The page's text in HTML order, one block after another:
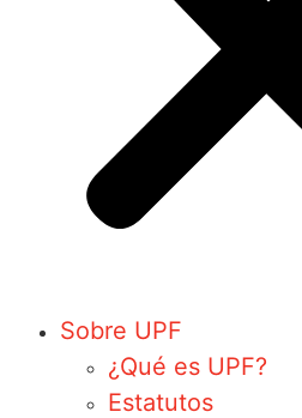
Sobre UPF
¿Qué es UPF?
Estatutos